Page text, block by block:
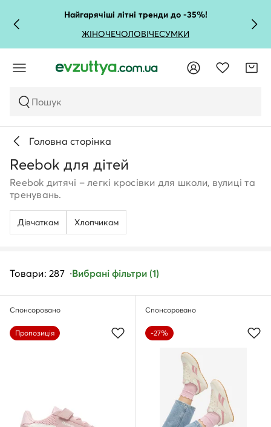
Найгарячіші літні тренди до -35%!
ЖІНОЧЕЧОЛОВІЧЕСУМКИ
Пошук
Головна сторінка
Reebok для дітей
Reebok дитячі – легкі кросівки для школи, вулиці та
тренувань.
Дівчаткам Хлопчикам
Товари: 287 Вибрані фільтри (1)
Спонсоровано
Пропозиція
Спонсоровано
-27%